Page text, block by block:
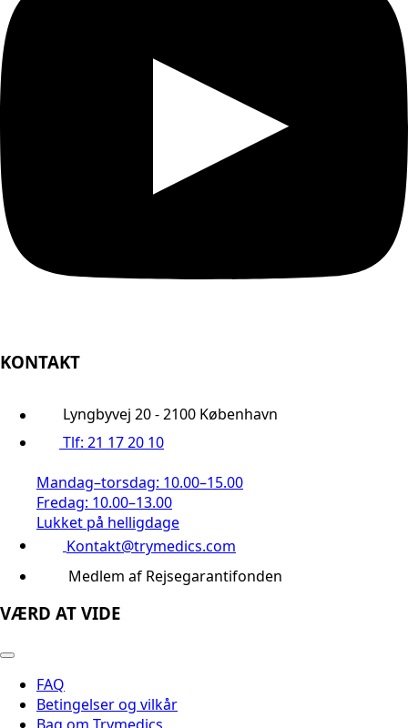
KONTAKT
Lyngbyvej 20 - 2100 København
Tlf: 21 17 20 10
Mandag–torsdag: 10.00–15.00
Fredag: 10.00–13.00
Lukket på helligdage
Kontakt@trymedics.com
Medlem af Rejsegarantifonden
VÆRD AT VIDE
FAQ
Betingelser og vilkår